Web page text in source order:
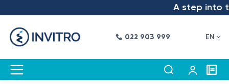
A step into the
022 903 999 EN